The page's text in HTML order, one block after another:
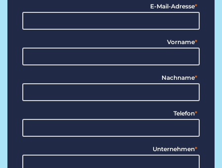
*
E-Mail-Adresse
*
Vorname
*
Nachname
*
Telefon
*
Unternehmen